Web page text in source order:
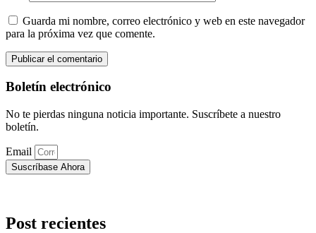
Guarda mi nombre, correo electrónico y web en este navegador
para la próxima vez que comente.
Boletín electrónico
No te pierdas ninguna noticia importante. Suscríbete a nuestro
boletín.
Email
Suscríbase Ahora
Post recientes